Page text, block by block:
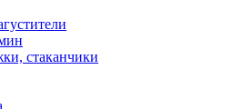
стаканчики